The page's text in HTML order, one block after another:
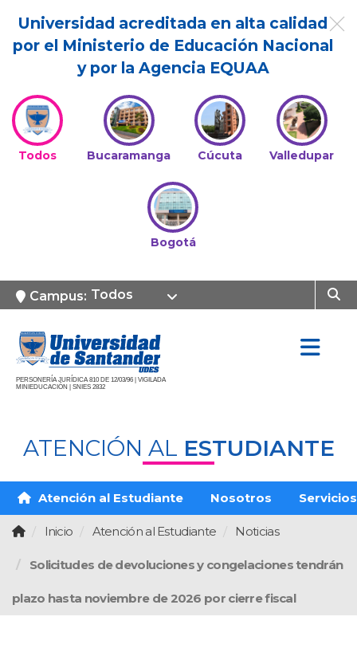
Universidad acreditada en alta calidad
por el Ministerio de Educación Nacional
y por la Agencia EQUAA
Todos Bucaramanga Cúcuta Valledupar
Bogotá
Campus: Todos
PERSONERÍA JURÍDICA 810 DE 12/03/96 | VIGILADA
MINIEDUCACIÓN | SNIES 2832
ATENCIÓN AL ESTUDIANTE
Atención al Estudiante Nosotros Servicios
Inicio Atención al Estudiante Noticias
Solicitudes de devoluciones y congelaciones tendrán
plazo hasta noviembre de 2026 por cierre fiscal